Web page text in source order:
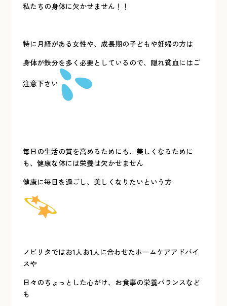
私たちの身体に欠かせません！！
特に月経がある女性や、成長期の子どもや妊婦の方は
身体が鉄分を多く必要としているので、隠れ貧血にはご
注意下さい
毎日の生活の質を高めるためにも、美しくなるために
も、健康な体には栄養は欠かせません
健康に毎日を過ごし、美しくなりたいという方
ノビリタではお1人お1人に合わせたホームケアアドバイ
スや
日々のちょっとした心がけ、お食事の栄養バランスなど
も